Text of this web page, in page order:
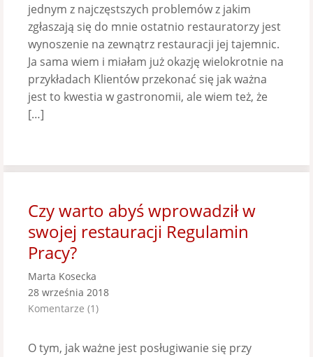
jednym z najczęstszych problemów z jakim
zgłaszają się do mnie ostatnio restauratorzy jest
wynoszenie na zewnątrz restauracji jej tajemnic.
Ja sama wiem i miałam już okazję wielokrotnie na
przykładach Klientów przekonać się jak ważna
jest to kwestia w gastronomii, ale wiem też, że
[…]
Czy warto abyś wprowadził w
swojej restauracji Regulamin
Pracy?
Marta Kosecka
28 września 2018
Komentarze (1)
O tym, jak ważne jest posługiwanie się przy